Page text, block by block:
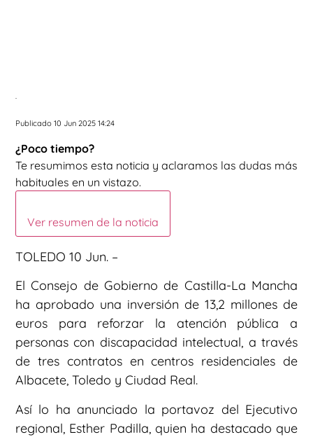
.
Publicado 10 Jun 2025 14:24
¿Poco tiempo?
Te resumimos esta noticia y aclaramos las dudas más
habituales en un vistazo.
Ver resumen de la noticia
TOLEDO 10 Jun. –
El Consejo de Gobierno de Castilla-La Mancha
ha aprobado una inversión de 13,2 millones de
euros para reforzar la atención pública a
personas con discapacidad intelectual, a través
de tres contratos en centros residenciales de
Albacete, Toledo y Ciudad Real.
Así lo ha anunciado la portavoz del Ejecutivo
regional, Esther Padilla, quien ha destacado que